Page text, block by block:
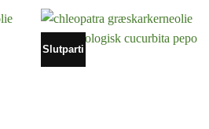
Slutparti